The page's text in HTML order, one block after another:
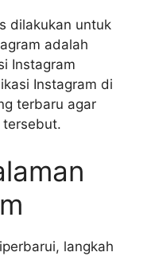
dilakukan untuk
adalah
Instagram
Instagram di
terbaru agar
langkah